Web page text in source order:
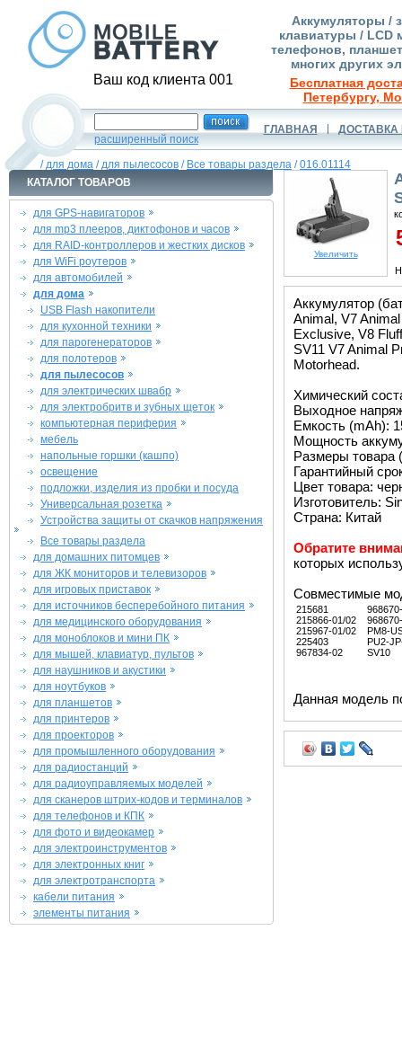
Ваш код клиента 001
Аккумуляторы /
клавиатуры / LCD
телефонов,
многих других
Бесплатная
Петербургу,
расширенный поиск
ГЛАВНАЯ ДОСТАВКА
/для дома /для пылесосов / Все товары раздела /016.01114
КАТАЛОГ ТОВАРОВ
для GPS-навигаторов
для mp3 плееров, диктофонов и часов
для RAID-контроллеров и жестких дисков
для WiFi роутеров
для автомобилей
для дома
USB Flash накопители
для кухонной техники
для парогенераторов
для полотеров
для пылесосов
для электрических швабр
для электробритв и зубных щеток
компьютерная периферия
мебель
напольные горшки (кашпо)
освещение
подложки, изделия из пробки и посуда
Универсальная розетка
Устройства защиты от скачков напряжения
Все товары раздела
для домашних питомцев
для ЖК мониторов и телевизоров
для игровых приставок
для источников бесперебойного питания
для медицинского оборудования
для моноблоков и мини ПК
для мышей, клавиатур, пультов
для наушников и акустики
для ноутбуков
для планшетов
для принтеров
для проекторов
для промышленного оборудования
для радиостанций
для радиоуправляемых моделей
для сканеров штрих-кодов и терминалов
для телефонов и КПК
для фото и видеокамер
для электроинструментов
для электронных книг
для электротранспорта
кабели питания
элементы питания
Увеличить
Аккумулятор
Animal, V7
Exclusive, V8
SV11 V7 Animal
Motorhead.
Химический
Выходное
Емкость (mAh):
Мощность
Размеры товара
Гарантийный
Цвет товара:
Изготовитель:
Страна: Китай
Обратите
которых
Совместимые
215681
215866-01/02
215967-01/02
225403
967834-02
PM8-
PU2-
SV10
Данная модель